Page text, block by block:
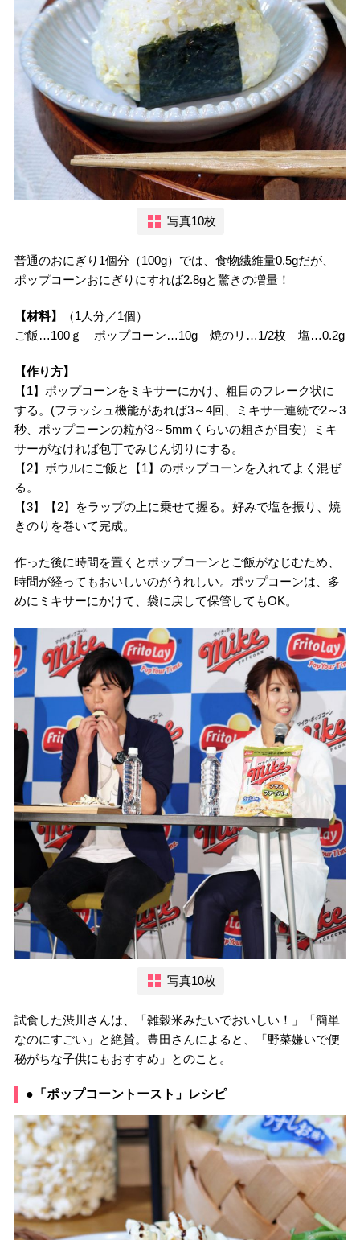
写真10枚
普通のおにぎり1個分（100g）では、食物繊維量0.5gだが、
ポップコーンおにぎりにすれば2.8gと驚きの増量！
【材料】
（1人分／1個）
ご飯…100ｇ ポップコーン…10g 焼のリ…1/2枚 塩…0.2g
【作り方】
【1】ポップコーンをミキサーにかけ、粗目のフレーク状に
する。(フラッシュ機能があれば3～4回、ミキサー連続で2～3
秒、ポップコーンの粒が3～5mmくらいの粗さが目安）ミキ
サーがなければ包丁でみじん切りにする。
【2】ボウルにご飯と【1】のポップコーンを入れてよく混ぜ
る。
【3】【2】をラップの上に乗せて握る。好みで塩を振り、焼
きのりを巻いて完成。
作った後に時間を置くとポップコーンとご飯がなじむため、
時間が経ってもおいしいのがうれしい。ポップコーンは、多
めにミキサーにかけて、袋に戻して保管してもOK。
写真10枚
試食した渋川さんは、「雑穀米みたいでおいしい！」「簡単
なのにすごい」と絶賛。豊田さんによると、「野菜嫌いで便
秘がちな子供にもおすすめ」とのこと。
●「ポップコーントースト」レシピ